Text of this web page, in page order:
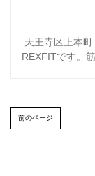
天王寺区上本
REXFITです。
前のページ